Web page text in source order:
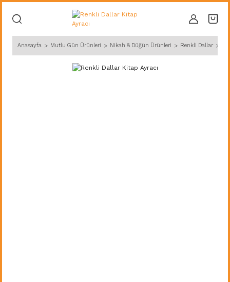
Anasayfa Mutlu Gün Ürünleri Nikah & Düğün Ürünleri Renkli Dallar